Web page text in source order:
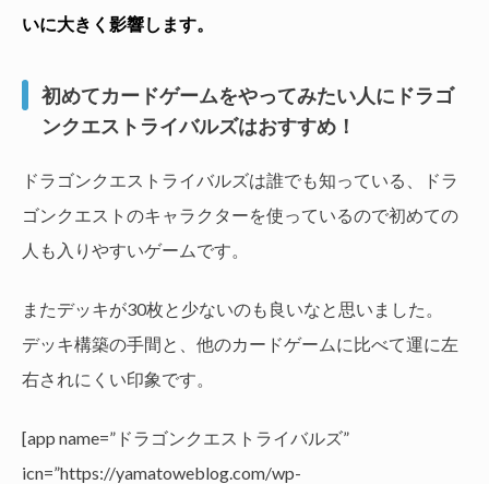
いに大きく影響します。
初めてカードゲームをやってみたい人にドラゴ
ンクエストライバルズはおすすめ！
ドラゴンクエストライバルズは誰でも知っている、ドラ
ゴンクエストのキャラクターを使っているので初めての
人も入りやすいゲームです。
またデッキが30枚と少ないのも良いなと思いました。
デッキ構築の手間と、他のカードゲームに比べて運に左
右されにくい印象です。
[app name=”ドラゴンクエストライバルズ”
icn=”https://yamatoweblog.com/wp-